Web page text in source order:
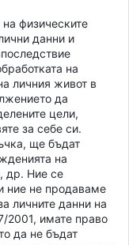
физическите
данни и
на
личния живот в
да
цели,
за себе си.
ще бъдат
на
др. Ние се
ние не продаваме
личните данни на
2001, имате право
да не бъдат